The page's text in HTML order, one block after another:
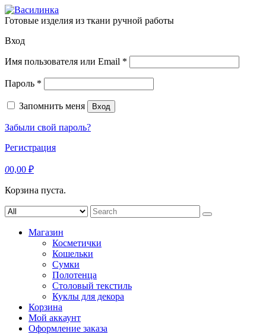
Skip
to
Готовые изделия из ткани ручной работы
Вход
Имя пользователя или Email *
Пароль *
Запомнить меня Вход
Забыли свой пароль?
Регистрация
00,00 ₽
Корзина пуста.
Search
for:
Магазин
Косметички
Кошельки
Сумки
Полотенца
Столовый текстиль
Куклы для декора
Корзина
Мой аккаунт
Оформление заказа